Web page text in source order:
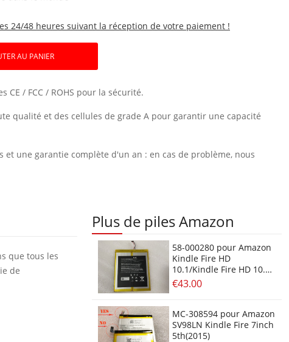
24/48 heures suivant la réception de votre paiement !
AU PANIER
/ FCC / ROHS pour la sécurité.
qualité et des cellules de grade A pour garantir une capacité
une garantie complète d'un an : en cas de problème, nous
que tous les
de
Plus de piles Amazon
58-000280 pour Amazon
Kindle Fire HD
10.1/Kindle Fire HD 10.1
7th SL056ZE
€43.00
MC-308594 pour Amazon
SV98LN Kindle Fire 7inch
5th(2015)